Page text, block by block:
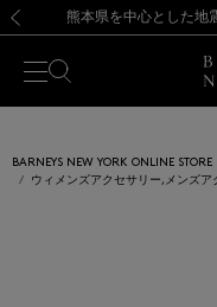
熊本県を中心とした地
【開催中】
BARNEYS NEW YORK ONLINE STORE
ウィメンズアクセサリー,メンズア